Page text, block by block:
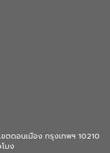
ตดอนเมือง กรุงเทพฯ 10210
มง